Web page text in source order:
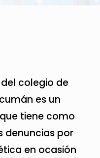
colegio de
es un
tiene como
denuncias por
en ocasión